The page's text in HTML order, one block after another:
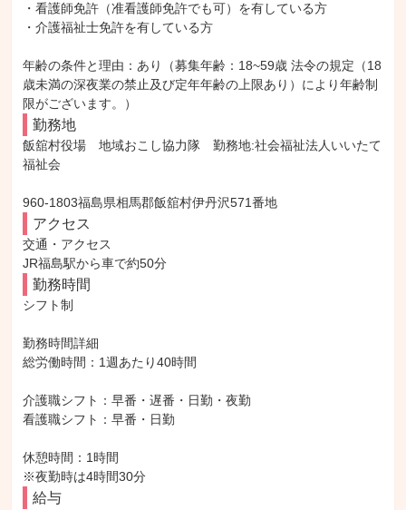
・看護師免許（准看護師免許でも可）を有している方
・介護福祉士免許を有している方
年齢の条件と理由：あり（募集年齢：18~59歳 法令の規定（18
歳未満の深夜業の禁止及び定年年齢の上限あり）により年齢制
限がございます。）
勤務地
飯舘村役場　地域おこし協力隊　勤務地:社会福祉法人いいたて
福祉会
960-1803福島県相馬郡飯舘村伊丹沢571番地
アクセス
交通・アクセス
JR福島駅から車で約50分
勤務時間
シフト制
勤務時間詳細
総労働時間：1週あたり40時間
介護職シフト：早番・遅番・日勤・夜勤
看護職シフト：早番・日勤
休憩時間：1時間
※夜勤時は4時間30分
給与